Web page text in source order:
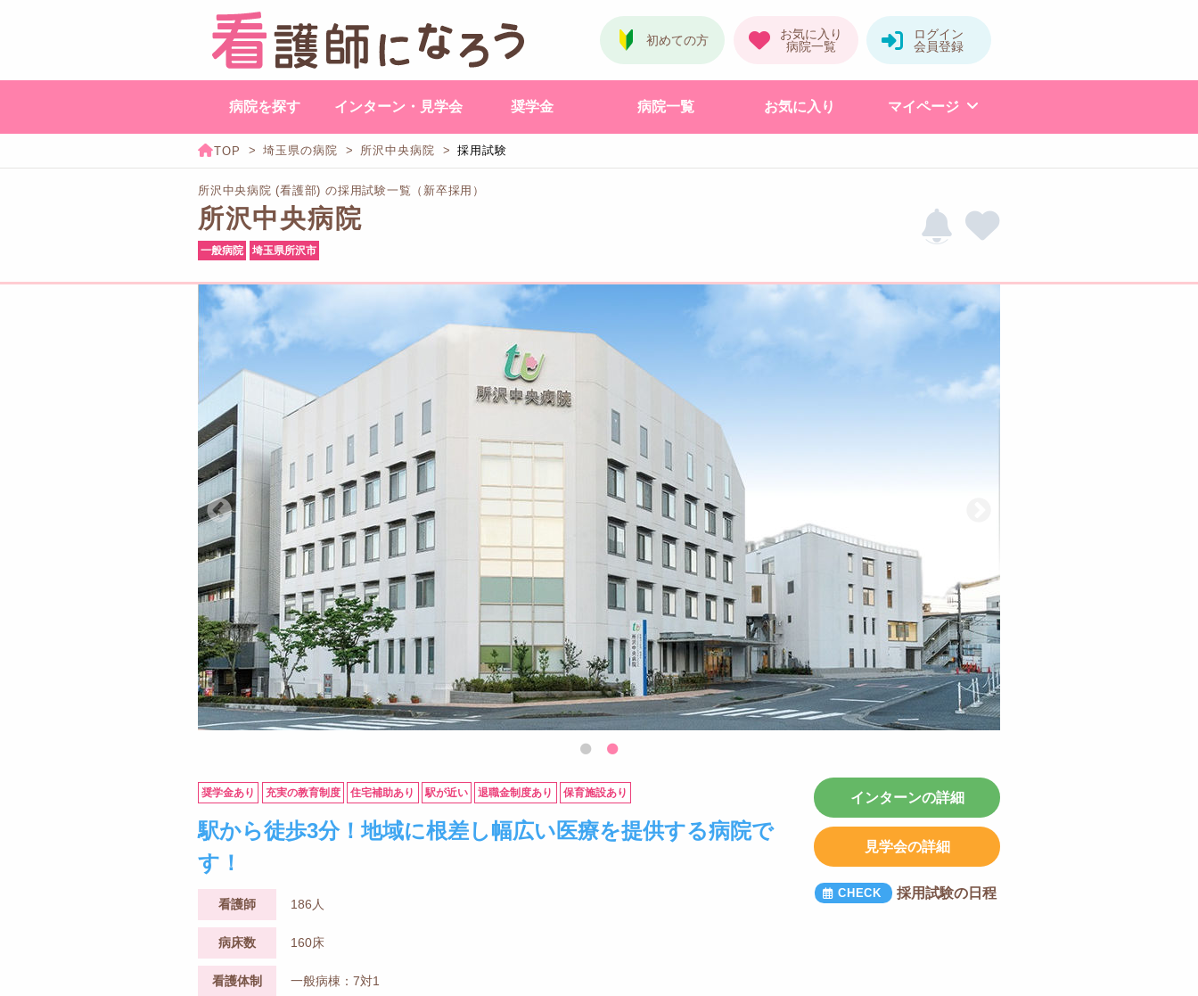
病院を探す インターン・見学会 奨学金 病院一覧 お気に入り マイページ
埼玉県の病院 所沢中央病院 採用試験
所沢中央病院 (看護部) の採用試験一覧（新卒採用）
所沢中央病院
一般病院 埼玉県所沢市
奨学金あり 充実の教育制度 住宅補助あり 駅が近い 退職金制度あり 保育施設あり
駅から徒歩3分！地域に根差し幅広い医療を提供する病院で
す！
看護師 186人
病床数 160床
看護体制 一般病棟：7対1
インターンの詳細
見学会の詳細
採用試験の日程